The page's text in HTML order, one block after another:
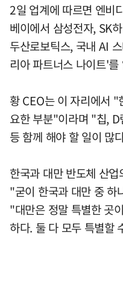
2일 업계에 따르면 엔비
베이에서 삼성전자, SK
두산로보틱스, 국내 AI
리아 파트너스 나이트'를
황 CEO는 이 자리에서
요한 부분"이라며 "칩,
등 함께 해야 할 일이 많
한국과 대만 반도체 산
"굳이 한국과 대만 중 하
"대만은 정말 특별한 곳
하다. 둘 다 모두 특별할